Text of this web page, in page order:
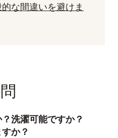
な間違いを避けま
洗濯可能ですか？
か？